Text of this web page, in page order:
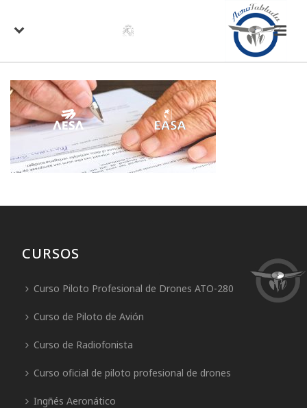
CURSOS
Curso Piloto Profesional de Drones ATO-280
Curso de Piloto de Avión
Curso de Radiofonista
Curso oficial de piloto profesional de drones
Ingñés Aeronático